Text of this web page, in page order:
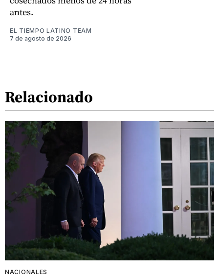
antes.
EL TIEMPO LATINO TEAM
7 de agosto de 2026
Relacionado
NACIONALES